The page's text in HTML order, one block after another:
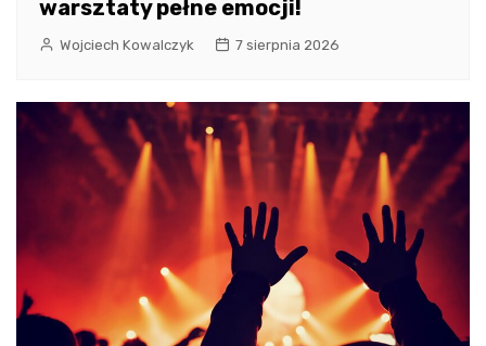
warsztaty pełne emocji!
Wojciech Kowalczyk 7 sierpnia 2026